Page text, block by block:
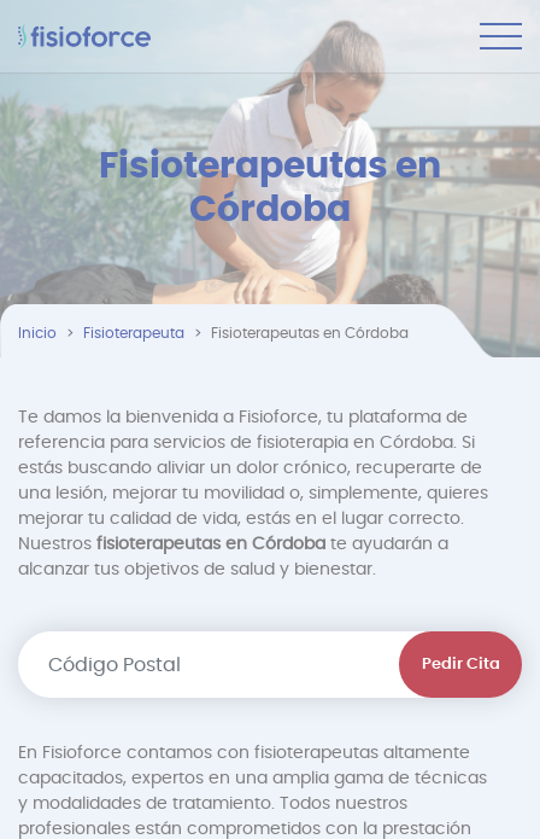
Fisioterapeutas en
Córdoba
Inicio Fisioterapeuta Fisioterapeutas en Córdoba
Te damos la bienvenida a Fisioforce, tu plataforma de
referencia para servicios de fisioterapia en Córdoba. Si
estás buscando aliviar un dolor crónico, recuperarte de
una lesión, mejorar tu movilidad o, simplemente, quieres
mejorar tu calidad de vida, estás en el lugar correcto.
Nuestros fisioterapeutas en Córdoba te ayudarán a
alcanzar tus objetivos de salud y bienestar.
Pedir Cita
En Fisioforce contamos con fisioterapeutas altamente
capacitados, expertos en una amplia gama de técnicas
y modalidades de tratamiento. Todos nuestros
profesionales están comprometidos con la prestación